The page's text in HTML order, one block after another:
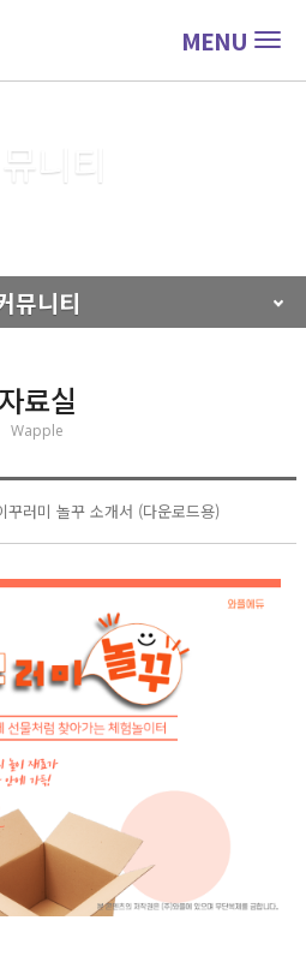
MENU
니티
뮤니티
자료실
Wapple
꾸러미 놀꾸 소개서 (다운로드용)